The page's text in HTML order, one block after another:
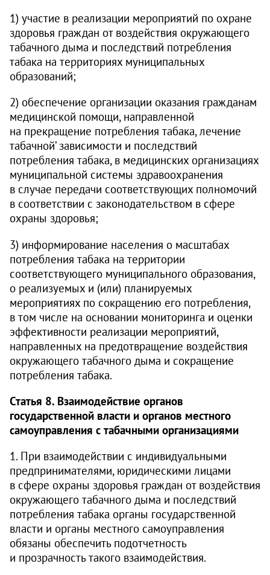
1) участие в реализации мероприятий по охране
здоровья граждан от воздействия окружающего
табачного дыма и последствий потребления
табака на территориях муниципальных
образований;
2) обеспечение организации оказания гражданам
медицинской помощи, направленной
на прекращение потребления табака, лечение
табачной’ зависимости и последствий
потребления табака, в медицинских организациях
муниципальной системы здравоохранения
в случае передачи соответствующих полномочий
в соответствии с законодательством в сфере
охраны здоровья;
3) информирование населения о масштабах
потребления табака на территории
соответствующего муниципального образования,
о реализуемых и (или) планируемых
мероприятиях по сокращению его потребления,
в том числе на основании мониторинга и оценки
эффективности реализации мероприятий,
направленных на предотвращение воздействия
окружающего табачного дыма и сокращение
потребления табака.
Статья 8. Взаимодействие органов
государственной власти и органов местного
самоуправления с табачными организациями
1. При взаимодействии с индивидуальными
предпринимателями, юридическими лицами
в сфере охраны здоровья граждан от воздействия
окружающего табачного дыма и последствий
потребления табака органы государственной
власти и органы местного самоуправления
обязаны обеспечить подотчетность
и прозрачность такого взаимодействия.